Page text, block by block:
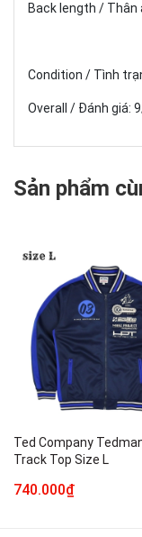
Back length / Thân
Condition / Tình
Overall / Đánh giá:
Sản phẩm
Ted Company
Track Top Size L
740.000₫